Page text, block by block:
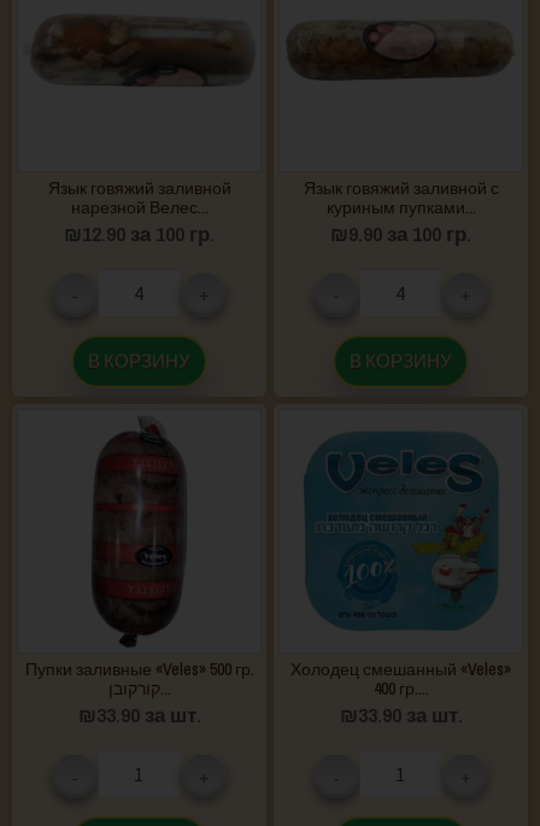
Язык говяжий заливной
нарезной Велес...
₪12.90 за 100 гр.
В КОРЗИНУ
Язык говяжий заливной с
куриным пупками...
₪9.90 за 100 гр.
В КОРЗИНУ
Пупки заливные «Veles» 500 гр.
קורקובן...
₪33.90 за шт.
Холодец смешанный «Veles»
400 гр....
₪33.90 за шт.